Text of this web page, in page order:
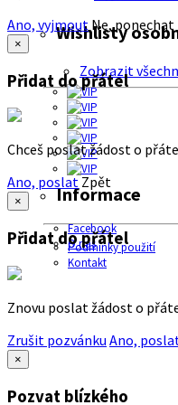
Wishlisty
Zobrazit
Informace
Facebook
O nás
Podmínky použití
Kontakt
Ano, vyjmout Ne, ponechat
×
Přidat do přátel
Chceš poslat žádost o
Ano, poslat Zpět
×
Přidat do přátel
Znovu poslat žádost o
Zrušit pozvánku Ano,
×
Pozvat blízkého